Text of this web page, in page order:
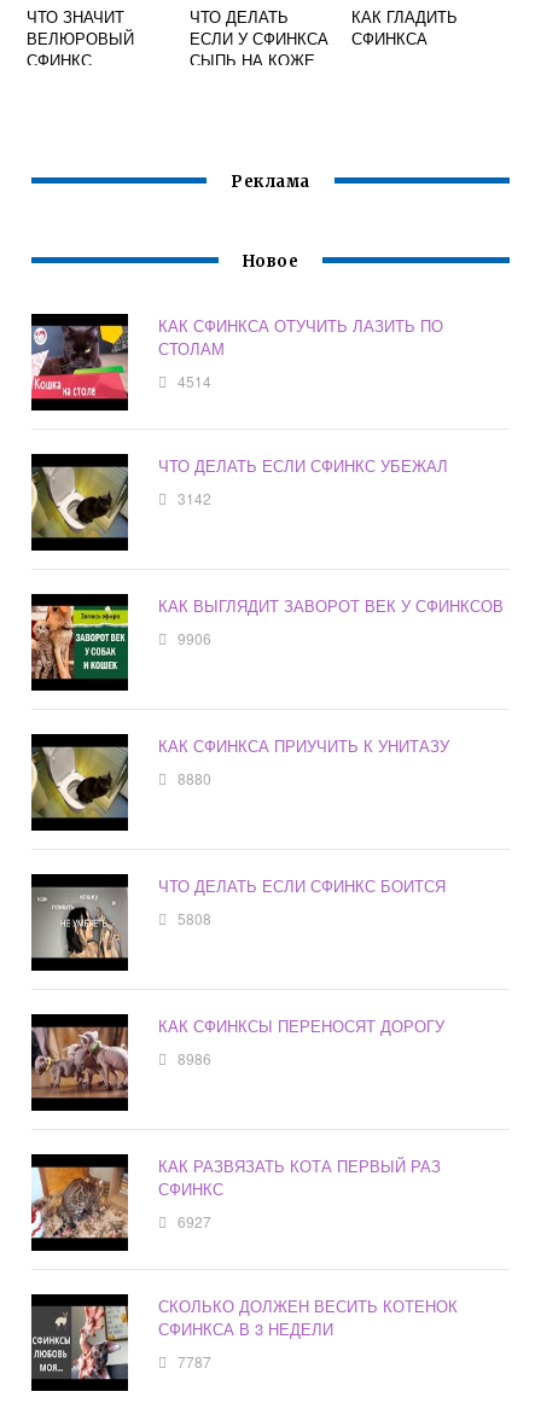
ЧТО ЗНАЧИТ
ВЕЛЮРОВЫЙ
СФИНКС
ЧТО ДЕЛАТЬ
ЕСЛИ У СФИНКСА
СЫПЬ НА КОЖЕ
КАК ГЛАДИТЬ
СФИНКСА
Реклама
Новое
КАК СФИНКСА ОТУЧИТЬ ЛАЗИТЬ ПО
СТОЛАМ
4514
ЧТО ДЕЛАТЬ ЕСЛИ СФИНКС УБЕЖАЛ
3142
КАК ВЫГЛЯДИТ ЗАВОРОТ ВЕК У СФИНКСОВ
9906
КАК СФИНКСА ПРИУЧИТЬ К УНИТАЗУ
8880
ЧТО ДЕЛАТЬ ЕСЛИ СФИНКС БОИТСЯ
5808
КАК СФИНКСЫ ПЕРЕНОСЯТ ДОРОГУ
8986
КАК РАЗВЯЗАТЬ КОТА ПЕРВЫЙ РАЗ
СФИНКС
6927
СКОЛЬКО ДОЛЖЕН ВЕСИТЬ КОТЕНОК
СФИНКСА В 3 НЕДЕЛИ
7787